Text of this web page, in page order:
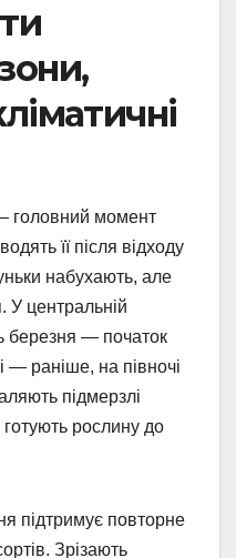
головний момент
її після відходу
набухають, але
У центральній
березня — початок
— раніше, на півночі
підмерзлі
рослину до
підтримує повторне
Зрізають